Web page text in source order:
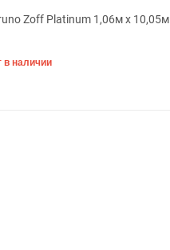
Zoff Platinum 1,06м х 10,05м
в наличии